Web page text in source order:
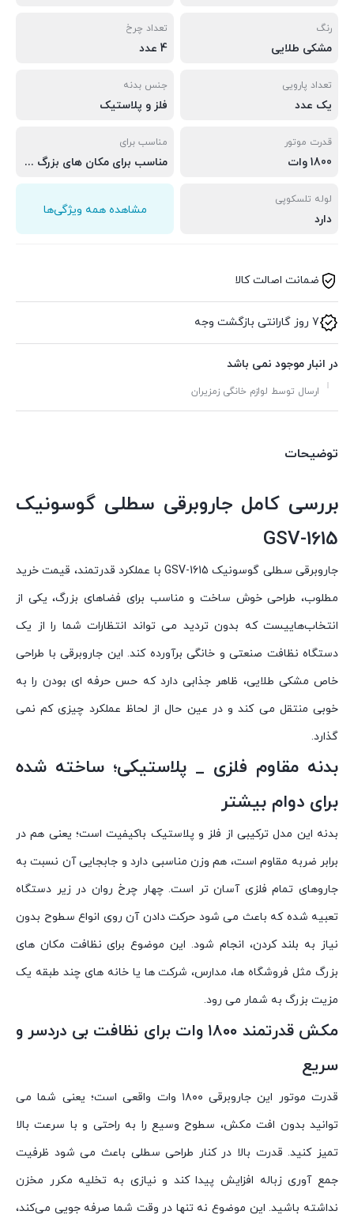
رنگ
مشکی طلایی
تعداد چرخ
4 عدد
تعداد پارویی
یک عدد
جنس بدنه
فلز و پلاستیک
قدرت موتور
1800 وات
مناسب برای
مناسب برای مکان های بزرگ و عمومی
لوله تلسکوپی
دارد
مشاهده همه ویژگی‌ها
ضمانت اصالت کالا
7 روز گارانتی بازگشت وجه
در انبار موجود نمی باشد
ارسال توسط لوازم خانگی زمزیران
توضیحات
بررسی کامل جاروبرقی سطلی گوسونیک
GSV-1615
جاروبرقی سطلی گوسونیک GSV-1615 با عملکرد قدرتمند، قیمت خرید
مطلوب، طراحی خوش ساخت و مناسب برای فضاهای بزرگ، یکی از
انتخاب‌هاییست که بدون تردید می تواند انتظارات شما را از یک
دستگاه نظافت صنعتی و خانگی برآورده کند. این جاروبرقی با طراحی
خاص مشکی طلایی، ظاهر جذابی دارد که حس حرفه ای بودن را به
خوبی منتقل می کند و در عین حال از لحاظ عملکرد چیزی کم نمی
گذارد.
بدنه مقاوم فلزی _ پلاستیکی؛ ساخته شده
برای دوام بیشتر
بدنه این مدل ترکیبی از فلز و پلاستیک باکیفیت است؛ یعنی هم در
برابر ضربه مقاوم است، هم وزن مناسبی دارد و جابجایی آن نسبت به
جاروهای تمام فلزی آسان تر است. چهار چرخ روان در زیر دستگاه
تعبیه شده که باعث می شود حرکت دادن آن روی انواع سطوح بدون
نیاز به بلند کردن، انجام شود. این موضوع برای نظافت مکان های
بزرگ مثل فروشگاه ها، مدارس، شرکت ها یا خانه های چند طبقه یک
مزیت بزرگ به شمار می رود.
مکش قدرتمند ۱۸۰۰ وات برای نظافت بی دردسر و
سریع
قدرت موتور این جاروبرقی ۱۸۰۰ وات واقعی است؛ یعنی شما می
توانید بدون افت مکش، سطوح وسیع را به راحتی و با سرعت بالا
تمیز کنید. قدرت بالا در کنار طراحی سطلی باعث می شود ظرفیت
جمع آوری زباله افزایش پیدا کند و نیازی به تخلیه مکرر مخزن
نداشته باشید. این موضوع نه تنها در وقت شما صرفه جویی می‌کند،